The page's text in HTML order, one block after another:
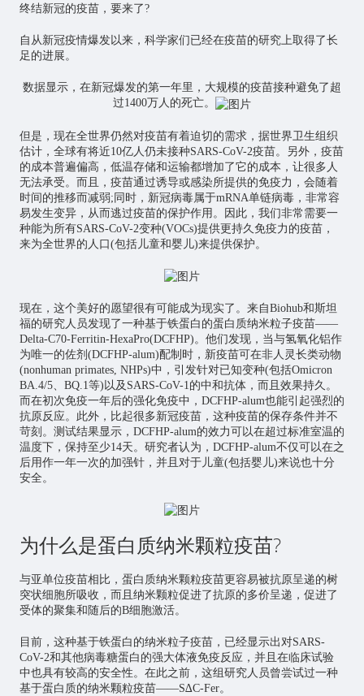
终结新冠的疫苗，要来了?
自从新冠疫情爆发以来，科学家们已经在疫苗的研究上取得了长
足的进展。
数据显示，在新冠爆发的第一年里，大规模的疫苗接种避免了超
过1400万人的死亡。
但是，现在全世界仍然对疫苗有着迫切的需求，据世界卫生组织
估计，全球有将近10亿人仍未接种SARS-CoV-2疫苗。另外，疫苗
的成本普遍偏高，低温存储和运输都增加了它的成本，让很多人
无法承受。而且，疫苗通过诱导或感染所提供的免疫力，会随着
时间的推移而减弱;同时，新冠病毒属于mRNA单链病毒，非常容
易发生变异，从而逃过疫苗的保护作用。因此，我们非常需要一
种能为所有SARS-CoV-2变种(VOCs)提供更持久免疫力的疫苗，
来为全世界的人口(包括儿童和婴儿)来提供保护。
现在，这个美好的愿望很有可能成为现实了。来自Biohub和斯坦
福的研究人员发现了一种基于铁蛋白的蛋白质纳米粒子疫苗——
Delta-C70-Ferritin-HexaPro(DCFHP)。他们发现，当与氢氧化铝作
为唯一的佐剂(DCFHP-alum)配制时，新疫苗可在非人灵长类动物
(nonhuman primates, NHPs)中，引发针对已知变种(包括Omicron
BA.4/5、BQ.1等)以及SARS-CoV-1的中和抗体，而且效果持久。
而在初次免疫一年后的强化免疫中，DCFHP-alum也能引起强烈的
抗原反应。此外，比起很多新冠疫苗，这种疫苗的保存条件并不
苛刻。测试结果显示，DCFHP-alum的效力可以在超过标准室温的
温度下，保持至少14天。研究者认为，DCFHP-alum不仅可以在之
后用作一年一次的加强针，并且对于儿童(包括婴儿)来说也十分
安全。
为什么是蛋白质纳米颗粒疫苗?
与亚单位疫苗相比，蛋白质纳米颗粒疫苗更容易被抗原呈递的树
突状细胞所吸收，而且纳米颗粒促进了抗原的多价呈递，促进了
受体的聚集和随后的B细胞激活。
目前，这种基于铁蛋白的纳米粒子疫苗，已经显示出对SARS-
CoV-2和其他病毒糖蛋白的强大体液免疫反应，并且在临床试验
中也具有较高的安全性。在此之前，这组研究人员曾尝试过一种
基于蛋白质的纳米颗粒疫苗——S∆C-Fer。